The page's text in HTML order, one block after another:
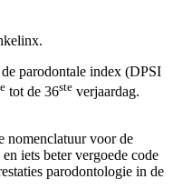
parodontale index (DPSI
tot de 36ste verjaardag.
nomenclatuur voor de
iets beter vergoede code
parodontologie in de